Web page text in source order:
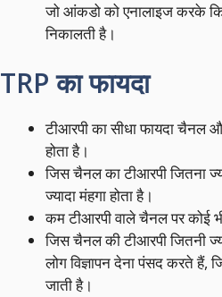
जो आंकडो को एनालाइज करके
निकालती है।
TRP का फायदा
टीआरपी का सीधा फायदा चैनल
होता है।
जिस चैनल का टीआरपी जितना
ज्‍यादा मंहगा होता है।
कम टीआरपी वाले चैनल पर कोई भी
जिस चैनल की टीआरपी जितनी
लोग विज्ञापन देना पंसद करते
जाती है।